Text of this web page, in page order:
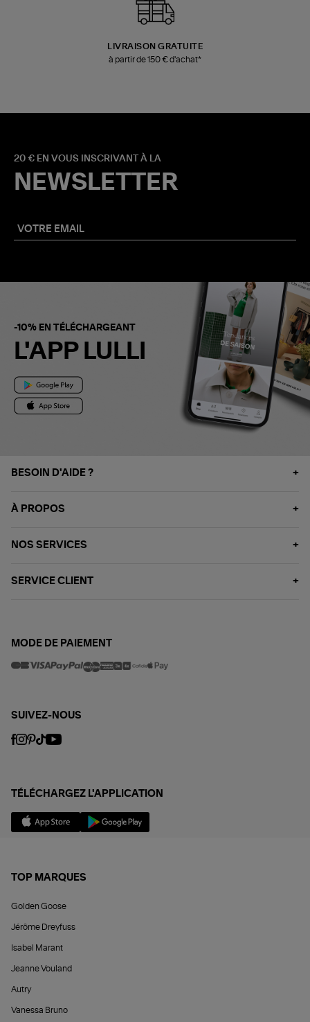
LIVRAISON GRATUITE
à partir de 150 € d'achat*
20 € EN VOUS INSCRIVANT À LA
NEWSLETTER
-10% EN TÉLÉCHARGEANT
L'APP LULLI
BESOIN D'AIDE ?
À PROPOS
NOS SERVICES
SERVICE CLIENT
MODE DE PAIEMENT
SUIVEZ-NOUS
TÉLÉCHARGEZ L'APPLICATION
TOP MARQUES
Golden Goose
Jérôme Dreyfuss
Isabel Marant
Jeanne Vouland
Autry
Vanessa Bruno